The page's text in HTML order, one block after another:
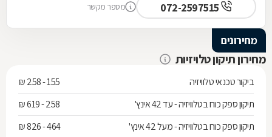
מספר מקשר
מחירונים
מחירון תיקון טלויזיות
ביקור טכנאי טלוויזיה
155 - 258 ₪
תיקון ספק כוח בטלוויזיה - עד 42 אינץ'
258 - 619 ₪
תיקון ספק כוח בטלוויזיה - מעל 42 אינץ'
464 - 826 ₪